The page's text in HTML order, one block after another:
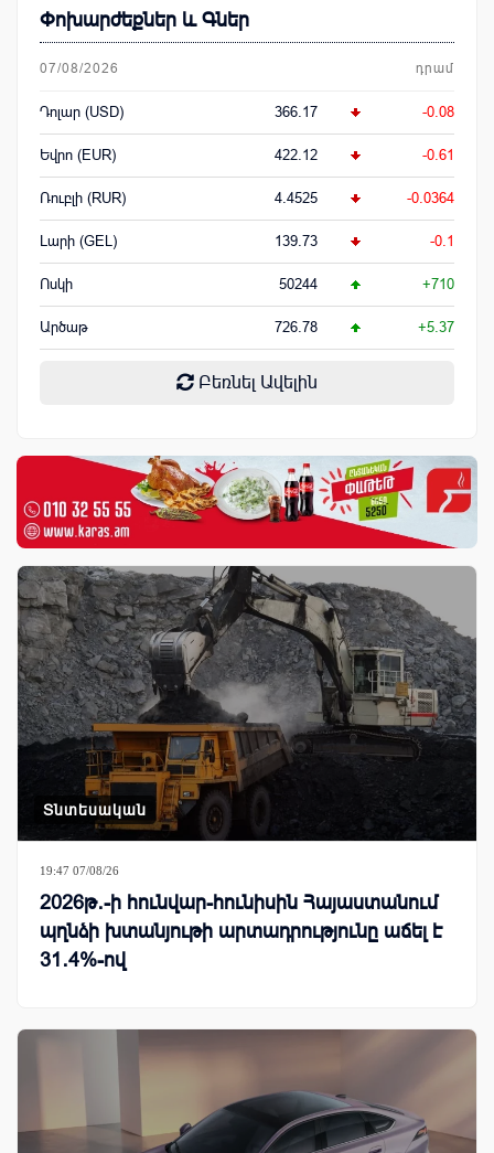
Փոխարժեքներ և Գներ
07/08/2026 դրամ
Դոլար (USD) 366.17 -0.08
Եվրո (EUR) 422.12 -0.61
Ռուբլի (RUR) 4.4525 -0.0364
Լարի (GEL) 139.73 -0.1
Ոսկի 50244 +710
Արծաթ 726.78 +5.37
Բեռնել Ավելին
Տնտեսական
19:47 07/08/26
2026թ․-ի հունվար-հունիսին Հայաստանում
պղնձի խտանյութի արտադրությունը աճել է
31․4%-ով